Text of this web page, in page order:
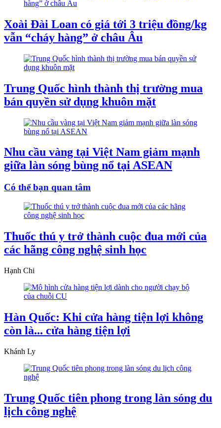
Xoài Đài Loan có giá tới 3 triệu đồng/kg
vẫn “cháy hàng” ở châu Âu
Trung Quốc hình thành thị trường mua
bán quyền sử dụng khuôn mặt
Nhu cầu vàng tại Việt Nam giảm mạnh
giữa làn sóng bùng nổ tại ASEAN
Có thể bạn quan tâm
Thuốc thú y trở thành cuộc đua mới của
các hãng công nghệ sinh học
Hạnh Chi
Hàn Quốc: Khi cửa hàng tiện lợi không
còn là... cửa hàng tiện lợi
Khánh Ly
Trung Quốc tiên phong trong làn sóng du
lịch công nghệ